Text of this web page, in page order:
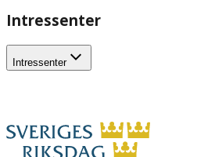
Intressenter
Intressenter